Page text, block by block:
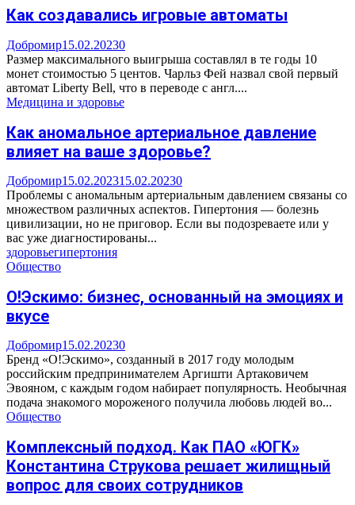
Как создавались игровые автоматы
Добромир15.02.20230
Размер максимального выигрыша составлял в те годы 10
монет стоимостью 5 центов. Чарльз Фей назвал свой первый
автомат Liberty Bell, что в переводе с англ....
Медицина и здоровье
Как аномальное артериальное давление
влияет на ваше здоровье?
Добромир15.02.202315.02.20230
Проблемы с аномальным артериальным давлением связаны со
множеством различных аспектов. Гипертония — болезнь
цивилизации, но не приговор. Если вы подозреваете или у
вас уже диагностированы...
здоровьегипертония
Общество
О!Эскимо: бизнес, основанный на эмоциях и
вкусе
Добромир15.02.20230
Бренд «О!Эскимо», созданный в 2017 году молодым
российским предпринимателем Аргишти Артаковичем
Эвояном, с каждым годом набирает популярность. Необычная
подача знакомого мороженого получила любовь людей во...
Общество
Комплексный подход. Как ПАО «ЮГК»
Константина Струкова решает жилищный
вопрос для своих сотрудников